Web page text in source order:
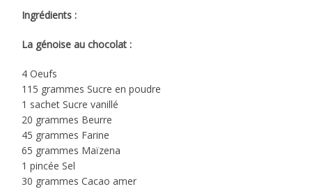
Ingrédients :
La génoise au chocolat :
4 Oeufs
115 grammes Sucre en poudre
1 sachet Sucre vanillé
20 grammes Beurre
45 grammes Farine
65 grammes Maïzena
1 pincée Sel
30 grammes Cacao amer